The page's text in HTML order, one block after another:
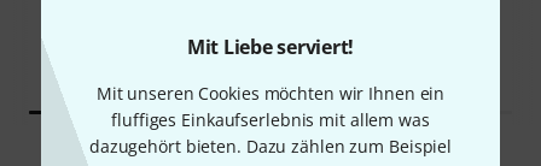
Mit Liebe serviert!
Mit unseren Cookies möchten wir Ihnen ein
fluffiges Einkaufserlebnis mit allem was
dazugehört bieten. Dazu zählen zum Beispiel
Vergleichen